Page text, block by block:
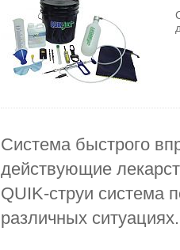
Система быстрого
действующие
QUIK-струи система
различных ситуациях.